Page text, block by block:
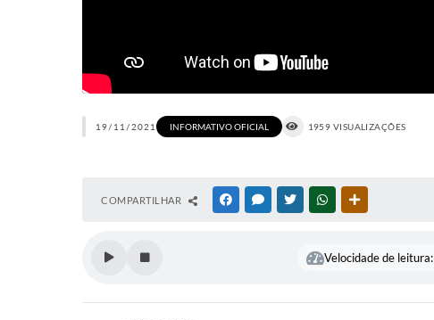
19/11/2021 INFORMATIVO OFICIAL 1959 VISUALIZAÇÕES
COMPARTILHAR FACEBOOKMESSENGER
TWITTERWHATSAPP
Velocidade de leitura: